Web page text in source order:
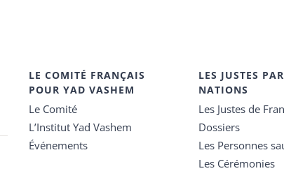
LE COMITÉ FRANÇAIS
POUR YAD VASHEM
Le Comité
L’Institut Yad Vashem
Événements
LES JUSTES
NATIONS
Les Justes de
Dossiers
Les Personnes
Les Cérémonies